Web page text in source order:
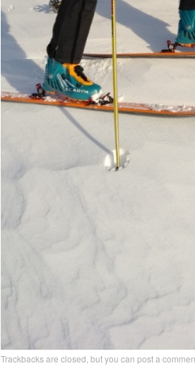
Trackbacks are closed, but you can post a